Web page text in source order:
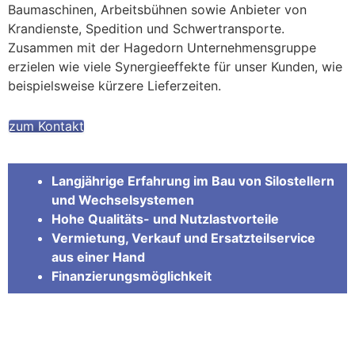
Baumaschinen, Arbeitsbühnen sowie Anbieter von
Krandienste, Spedition und Schwertransporte.
Zusammen mit der Hagedorn Unternehmensgruppe
erzielen wie viele Synergieeffekte für unser Kunden, wie
beispielsweise kürzere Lieferzeiten.
zum Kontakt
Langjährige Erfahrung im Bau von Silostellern
und Wechselsystemen
Hohe Qualitäts- und Nutzlastvorteile
Vermietung, Verkauf und Ersatzteilservice
aus einer Hand
Finanzierungsmöglichkeit